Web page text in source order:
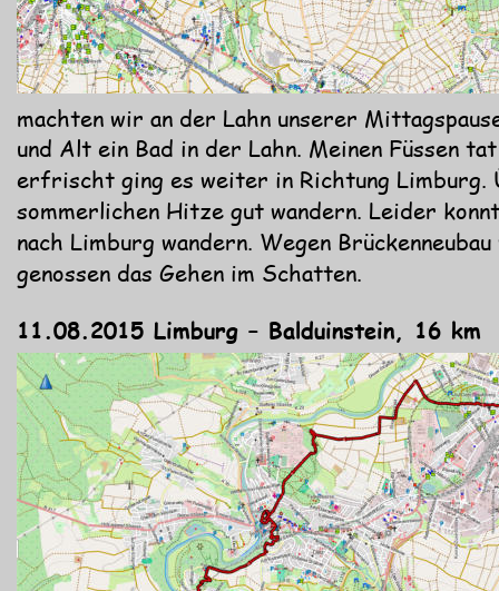
machten wir an der Lahn unserer
und Alt ein Bad in der Lahn. Meinen Füssen
erfrischt ging es weiter in Richtung
sommerlichen Hitze gut wandern. Leider
nach Limburg wandern. Wegen
genossen das Gehen im Schatten.
11.08.2015 Limburg – Balduinstein, 16 km